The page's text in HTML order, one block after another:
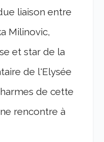
liaison entre
Milinovic,
et star de la
de l'Elysée
de cette
rencontre à